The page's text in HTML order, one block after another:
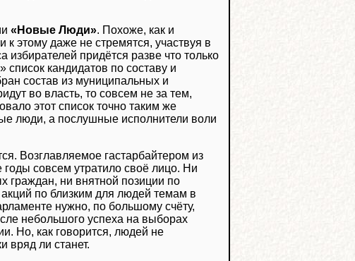
«Новые Люди». Похоже, как и
этому даже не стремятся, участвуя в
придётся разве что только
кандидатов по составу и
состав из муниципальных и
во власть, то совсем не за тем,
этот список точно таким же
люди, а послушные исполнители воли
Возглавляемое гастарбайтером из
годы совсем утратило своё лицо. Ни
граждан, ни внятной позиции по
по близким для людей темам в
нужно, по большому счёту,
небольшого успеха на выборах
Но, как говорится, людей не
вряд ли станет.